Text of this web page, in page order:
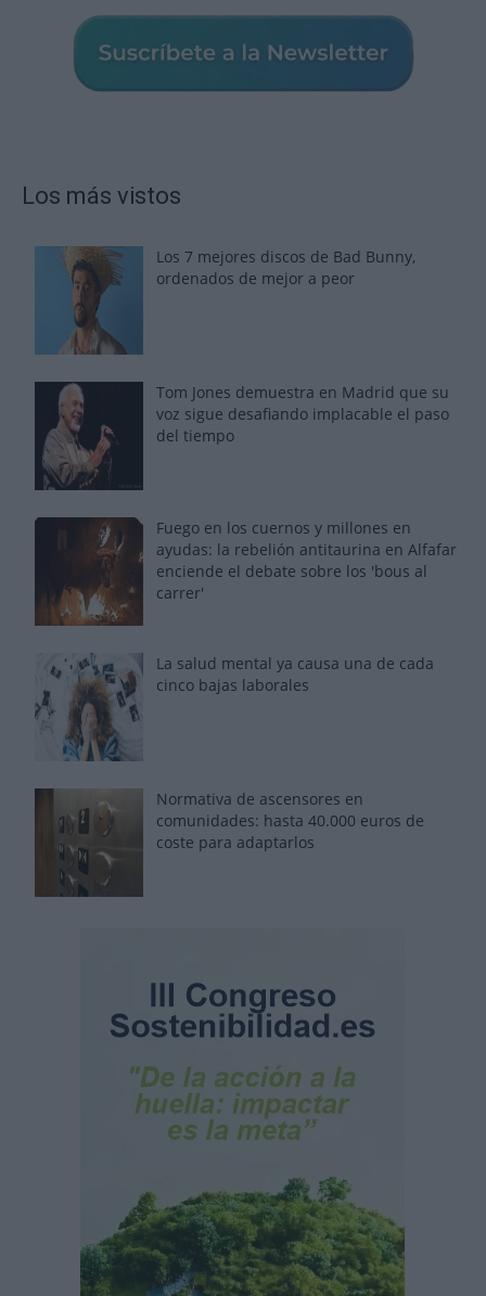
Los más vistos
Los 7 mejores discos de Bad Bunny,
ordenados de mejor a peor
Tom Jones demuestra en Madrid que su
voz sigue desafiando implacable el paso
del tiempo
Fuego en los cuernos y millones en
ayudas: la rebelión antitaurina en Alfafar
enciende el debate sobre los 'bous al
carrer'
La salud mental ya causa una de cada
cinco bajas laborales
Normativa de ascensores en
comunidades: hasta 40.000 euros de
coste para adaptarlos